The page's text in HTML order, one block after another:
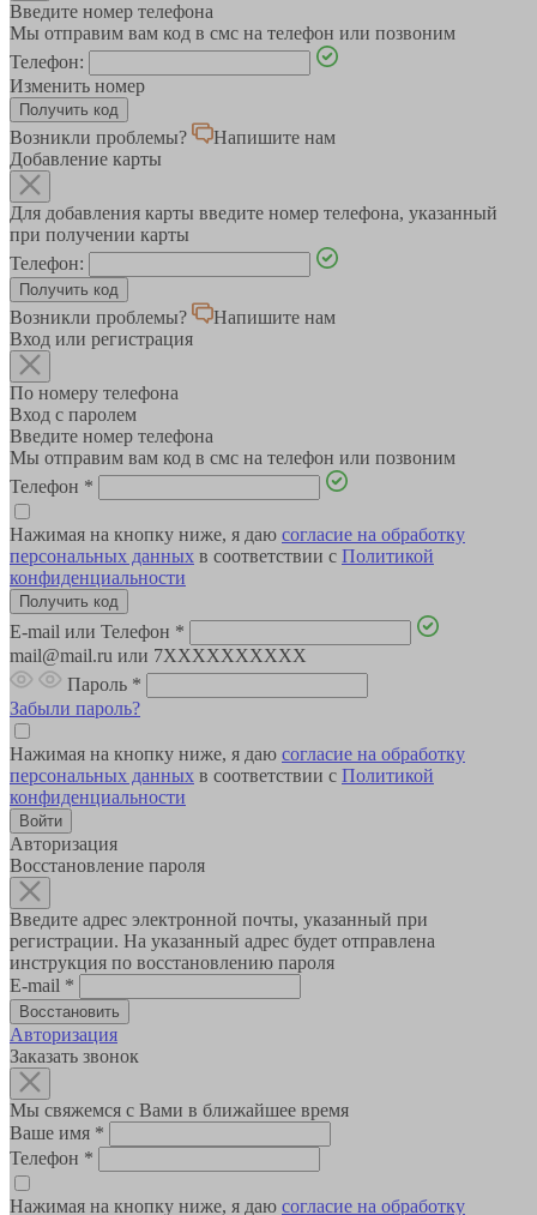
Введите номер телефона
Мы отправим вам код в смс на телефон или позвоним
Телефон:
Изменить номер
Возникли проблемы?
Напишите нам
Добавление карты
Для добавления карты введите номер телефона, указанный
при получении карты
Телефон:
Возникли проблемы?
Напишите нам
Вход или регистрация
По номеру телефона
Вход с паролем
Введите номер телефона
Мы отправим вам код в смс на телефон или позвоним
Телефон *
Нажимая на кнопку ниже, я даю согласие на обработку
персональных данных в соответствии с Политикой
конфиденциальности
E-mail или Телефон *
mail@mail.ru или 7XXXXXXXXXX
Пароль *
Забыли пароль?
Нажимая на кнопку ниже, я даю согласие на обработку
персональных данных в соответствии с Политикой
конфиденциальности
Авторизация
Восстановление пароля
Введите адрес электронной почты, указанный при
регистрации. На указанный адрес будет отправлена
инструкция по восстановлению пароля
E-mail *
Авторизация
Заказать звонок
Мы свяжемся с Вами в ближайшее время
Ваше имя *
Телефон *
Нажимая на кнопку ниже, я даю согласие на обработку